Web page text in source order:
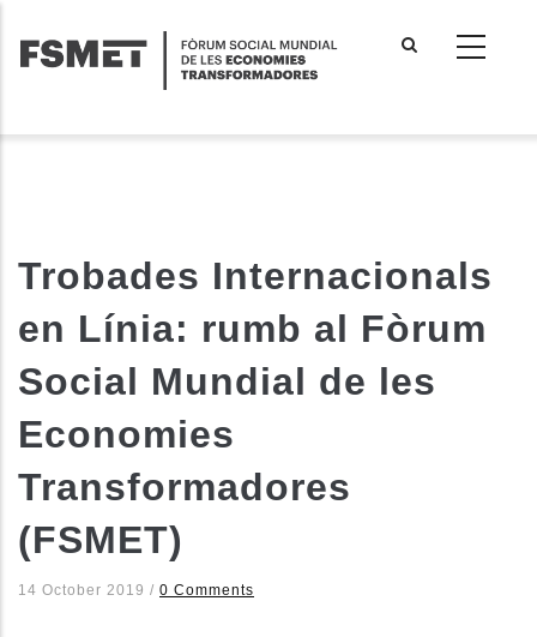
contingut
accions addicionals
Trobades Internacionals
en Línia: rumb al Fòrum
Social Mundial de les
Economies
Transformadores
(FSMET)
14 October 2019 / 0 Comments